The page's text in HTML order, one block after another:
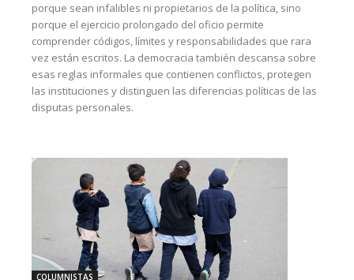
porque sean infalibles ni propietarios de la política, sino
porque el ejercicio prolongado del oficio permite
comprender códigos, límites y responsabilidades que rara
vez están escritos. La democracia también descansa sobre
esas reglas informales que contienen conflictos, protegen
las instituciones y distinguen las diferencias políticas de las
disputas personales.
COLUMNISTAS